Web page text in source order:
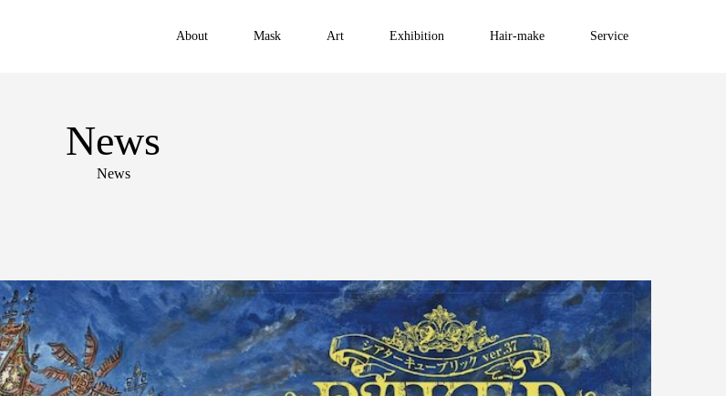
About Mask Art Exhibition Hair-make Service
News
News